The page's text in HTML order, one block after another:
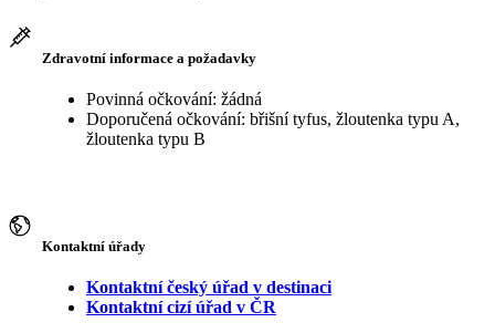
Zdravotní informace a požadavky
Povinná očkování: žádná
Doporučená očkování: břišní tyfus, žloutenka typu A,
žloutenka typu B
Kontaktní úřady
Kontaktní český úřad v destinaci
Kontaktní cizí úřad v ČR